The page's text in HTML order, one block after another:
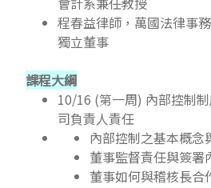
程春益律師，萬國法律事
獨立董事
課程大綱
10/16 (第一周) 內部控制
司負責人責任
內部控制之基本概念
董事監督責任與簽署
董事如何與稽核長合